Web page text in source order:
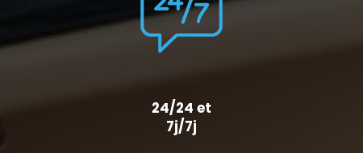
24/24 et
7j/7j